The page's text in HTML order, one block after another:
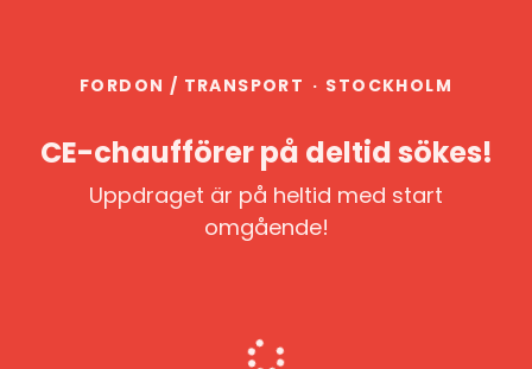
FORDON / TRANSPORT · STOCKHOLM
CE-chaufförer på deltid sökes!
Uppdraget är på heltid med start
omgående!